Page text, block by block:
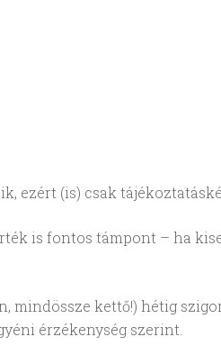
ezért (is) csak
is fontos támpont – ha
mindössze kettő!) hétig
érzékenység szerint.